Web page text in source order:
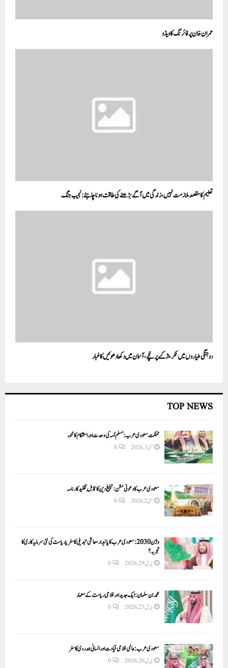
عمران خان پر فائرنگ کا ویڈو
تعلیم کا مقصد ملازمت نہیں، زندگی میں آگے بڑھنے کی طاقت ہونا چاہئے:نجیب جنگ
دو جنگی طیاروں میں ٹکر، اڑگئےپرخچے ،آسمان میں دکھا دھوئیں کا غبار
TOP NEWS
مملکت سعودی عرب: مسلم اُمہ کی وحدت اور استحکام کا محور
مئی 3, 2026 0
سعودی عرب کا دعوتی مشن: تبلیغ دین کا قابلِ تقلید کارنامہ
مئی 2, 2026 0
وژن 2030:سعودی عرب کا پائیدار معاشی تبدیلی کا سفر یا ریاست کی نئی سرمایہ کاری کا
تجربہ؟
اپریل 29, 2026 0
محمد بن سلمان: ایک جدید اور فلاحی ریاست کے معمار
اپریل 27, 2026 0
سعودی عرب: عالمی فلاحی قیادت اور انسانی ہمدردی کا سفر
اپریل 26, 2026 0